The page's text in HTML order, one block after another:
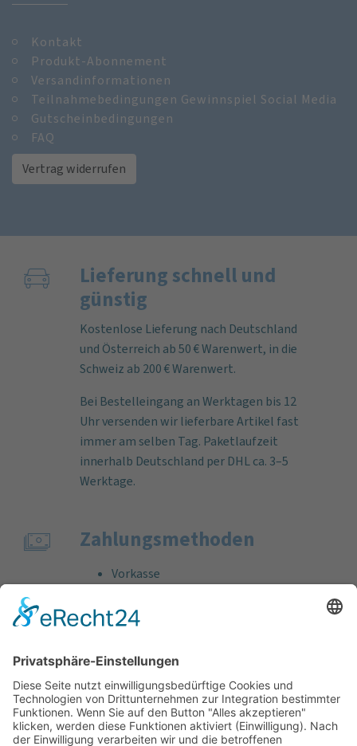
Kontakt
Produkt-Abonnement
Versandinformationen
Teilnahmebedingungen Gewinnspiel Social Media
Gutscheinbedingungen
FAQ
Vertrag widerrufen
Lieferung schnell und
günstig
Kostenlose Lieferung nach Deutschland
und Österreich ab 50 € Warenwert, in die
Schweiz ab 200 € Warenwert.
Bei Bestelleingang an Werktagen bis 12
Uhr versenden wir lieferbare Artikel fast
immer am selben Tag. Paketlaufzeit
innerhalb Deutschland per DHL ca. 3–5
Werktage.
Zahlungs­methoden
Vorkasse
Bankeinzug
Kreditkarte (VISA & MasterCard)
Support
Kostenlose Beratung vor und nach dem
Kauf!